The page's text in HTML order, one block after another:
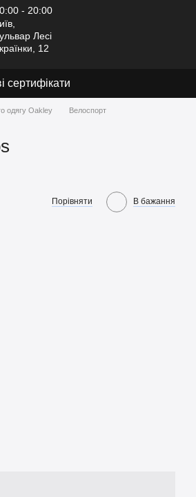
- 20:00
Лесі
12
сертифікати
одягу Oakley
Велоспорт
Порівняти В бажання